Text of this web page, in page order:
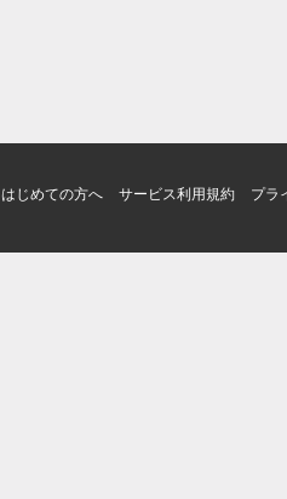
はじめての方へ サービス利用規約 プラ